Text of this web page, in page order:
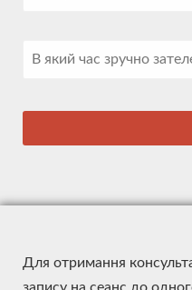
Для отримання